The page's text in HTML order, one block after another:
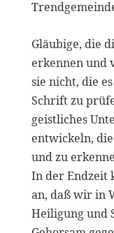
Gläubige, die
erkennen und
sie nicht, die
Schrift zu
geistliches
entwickeln,
und zu
In der Endzeit
an, daß wir in
Heiligung und